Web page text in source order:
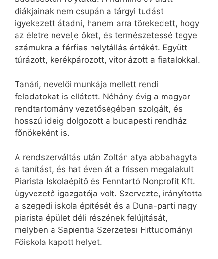
diákjainak nem csupán a tárgyi tudást
igyekezett átadni, hanem arra törekedett, hogy
az életre nevelje őket, és természetessé tegye
számukra a férfias helytállás értékét. Együtt
túrázott, kerékpározott, vitorlázott a fiatalokkal.
Tanári, nevelői munkája mellett rendi
feladatokat is ellátott. Néhány évig a magyar
rendtartomány vezetőségében szolgált, és
hosszú ideig dolgozott a budapesti rendház
főnökeként is.
A rendszerváltás után Zoltán atya abbahagyta
a tanítást, és hat éven át a frissen megalakult
Piarista Iskolaépítő és Fenntartó Nonprofit Kft.
ügyvezető igazgatója volt. Szervezte, irányította
a szegedi iskola építését és a Duna-parti nagy
piarista épület déli részének felújítását,
melyben a Sapientia Szerzetesi Hittudományi
Főiskola kapott helyet.